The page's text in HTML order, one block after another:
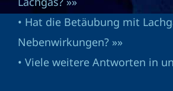
• Hat die Betäubung mit
Nebenwirkungen? »»
• Viele weitere Antworten in